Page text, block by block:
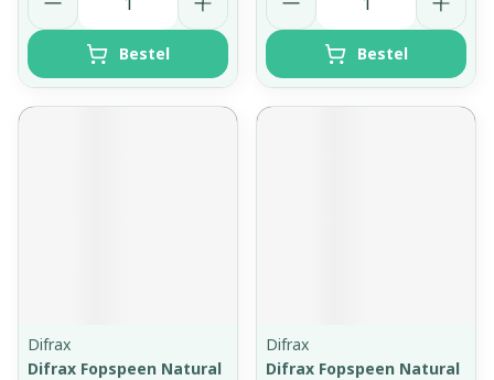
Bestel Bestel
Difrax
Difrax Fopspeen Natural
Difrax
Difrax Fopspeen Natural